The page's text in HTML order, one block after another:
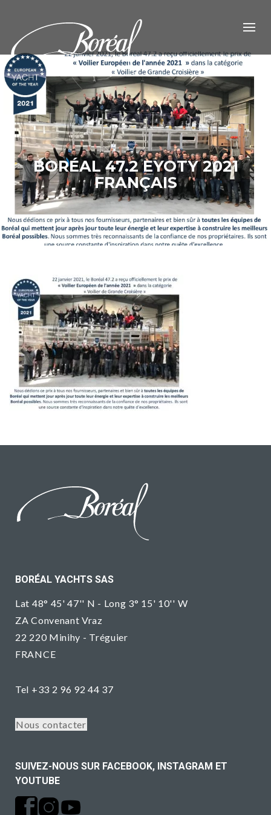
BORÉAL 47.2 EYOTY 2021
FRANÇAIS
BORÉAL YACHTS SAS
Lat 48° 45' 47'' N - Long 3° 15' 10'' W
ZA Convenant Vraz
22 220 Minihy - Tréguier
FRANCE
Tel +33 2 96 92 44 37
Nous contacter
SUIVEZ-NOUS SUR FACEBOOK, INSTAGRAM ET
YOUTUBE